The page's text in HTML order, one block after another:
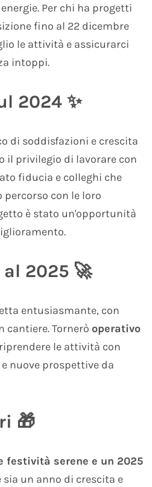
Per chi ha progetti
fino al 22 dicembre
le attività e assicurarci
intoppi.
2024 ✨
di soddisfazioni e crescita
il privilegio di lavorare con
fiducia e colleghi che
con le loro
è stato un'opportunità
2025 🚀
entusiasmante, con
cantiere. Tornerò operativo
le attività con
nuove prospettive da
🎁
festività serene e un 2025
sia un anno di crescita e